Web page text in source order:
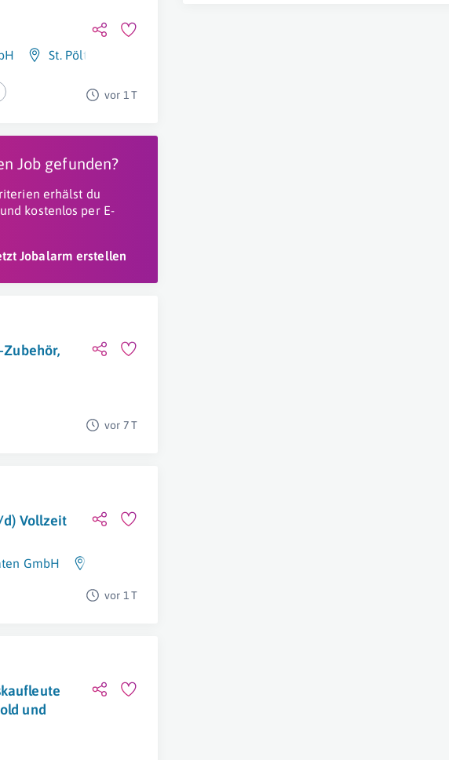
St. Pölten
vor 1 T
Job gefunden?
erhälst du
kostenlos per E-
Jobalarm erstellen
vor 7 T
d) Vollzeit
GmbH
vor 1 T
und